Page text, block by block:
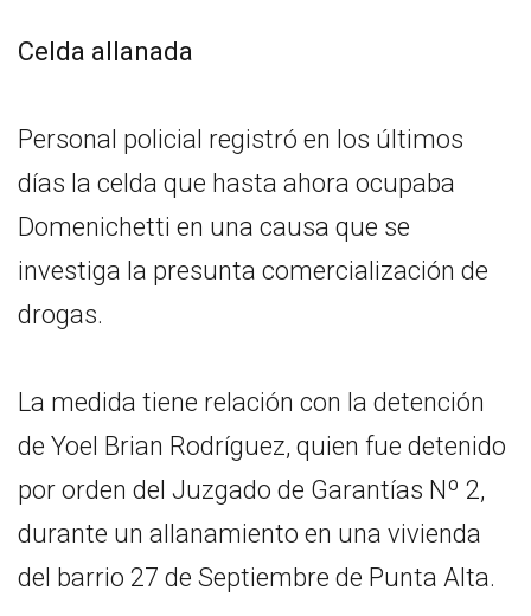
Celda allanada
Personal policial registró en los últimos
días la celda que hasta ahora ocupaba
Domenichetti en una causa que se
investiga la presunta comercialización de
drogas.
La medida tiene relación con la detención
de Yoel Brian Rodríguez, quien fue detenido
por orden del Juzgado de Garantías Nº 2,
durante un allanamiento en una vivienda
del barrio 27 de Septiembre de Punta Alta.